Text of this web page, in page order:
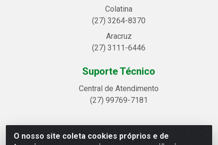
O nosso site coleta cookies próprios e de
Colatina
(27) 3264-8370
Aracruz
(27) 3111-6446
Suporte Técnico
Central de Atendimento
(27) 99769-7181
Linhavix Distribuidora LTDA - Avenida Alegre, 2521 -